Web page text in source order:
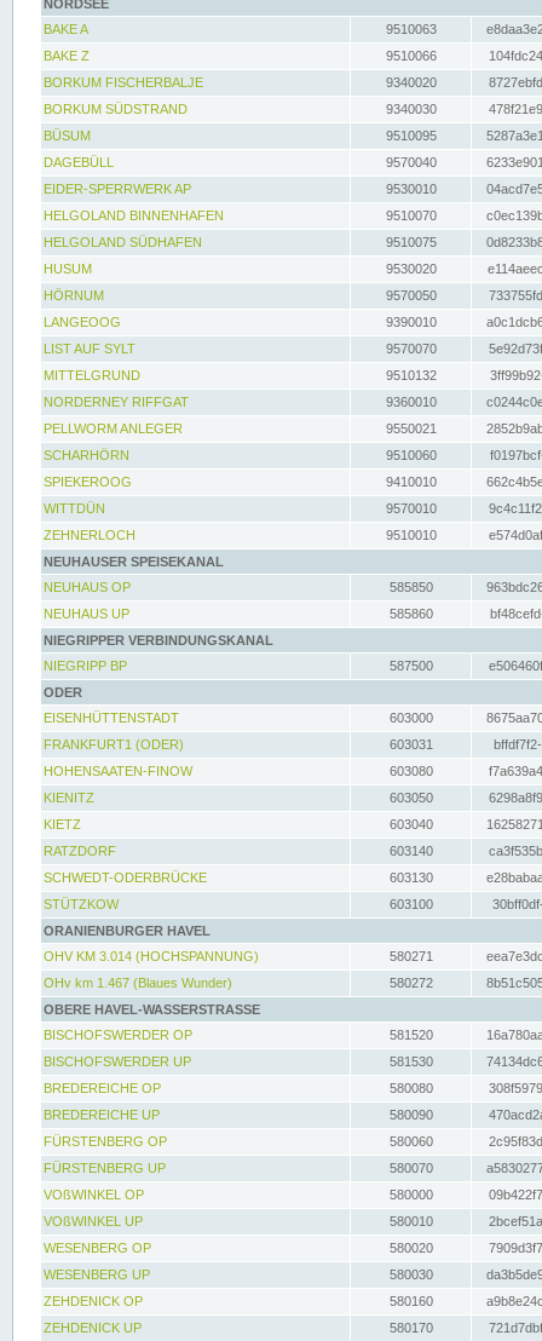
NORDSEE
BAKE A
9510063
BAKE Z
9510066
BORKUM FISCHERBALJE
9340020
BORKUM SÜDSTRAND
9340030
BÜSUM
9510095
DAGEBÜLL
9570040
EIDER-SPERRWERK AP
9530010
HELGOLAND BINNENHAFEN
9510070
HELGOLAND SÜDHAFEN
9510075
HUSUM
9530020
HÖRNUM
9570050
LANGEOOG
9390010
LIST AUF SYLT
9570070
MITTELGRUND
9510132
NORDERNEY RIFFGAT
9360010
PELLWORM ANLEGER
9550021
SCHARHÖRN
9510060
SPIEKEROOG
9410010
WITTDÜN
9570010
ZEHNERLOCH
9510010
NEUHAUSER SPEISEKANAL
NEUHAUS OP
585850
NEUHAUS UP
585860
NIEGRIPPER VERBINDUNGSKANAL
NIEGRIPP BP
587500
ODER
EISENHÜTTENSTADT
603000
FRANKFURT1 (ODER)
603031
HOHENSAATEN-FINOW
603080
KIENITZ
603050
KIETZ
603040
RATZDORF
603140
SCHWEDT-ODERBRÜCKE
603130
STÜTZKOW
603100
ORANIENBURGER HAVEL
OHV KM 3.014 (HOCHSPANNUNG)
580271
OHv km 1.467 (Blaues Wunder)
580272
OBERE HAVEL-WASSERSTRASSE
BISCHOFSWERDER OP
581520
BISCHOFSWERDER UP
581530
BREDEREICHE OP
580080
BREDEREICHE UP
580090
FÜRSTENBERG OP
580060
FÜRSTENBERG UP
580070
VOßWINKEL OP
580000
VOßWINKEL UP
580010
WESENBERG OP
580020
WESENBERG UP
580030
ZEHDENICK OP
580160
ZEHDENICK UP
580170